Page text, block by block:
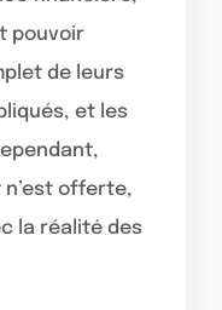
pouvoir
de leurs
et les
offerte,
la réalité des